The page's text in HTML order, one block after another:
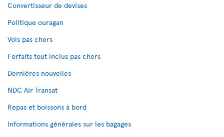
Convertisseur de devises
Politique ouragan
Vols pas chers
Forfaits tout inclus pas chers
Dernières nouvelles
NDC Air Transat
Repas et boissons à bord
Informations générales sur les bagages